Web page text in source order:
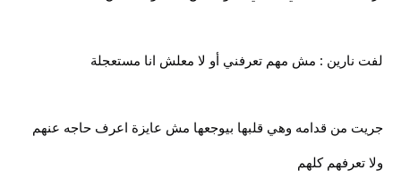
لفت نارين : مش مهم تعرفني أو لا معلش انا مستعجلة
جريت من قدامه وهي قلبها بيوجعها مش عايزة اعرف حاجه عنهم
ولا تعرفهم كلهم